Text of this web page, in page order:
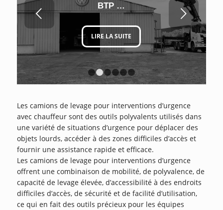
BTP …
LIRE LA SUITE
Suivant
1 2 3 4 5 6
Les camions de levage pour interventions d’urgence
avec chauffeur sont des outils polyvalents utilisés dans
une variété de situations d’urgence pour déplacer des
objets lourds, accéder à des zones difficiles d’accès et
fournir une assistance rapide et efficace.
Les camions de levage pour interventions d’urgence
offrent une combinaison de mobilité, de polyvalence, de
capacité de levage élevée, d’accessibilité à des endroits
difficiles d’accès, de sécurité et de facilité d’utilisation,
ce qui en fait des outils précieux pour les équipes